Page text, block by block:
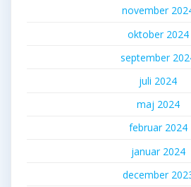
november
oktober 2024
september
juli 2024
maj 2024
februar 2024
januar 2024
december